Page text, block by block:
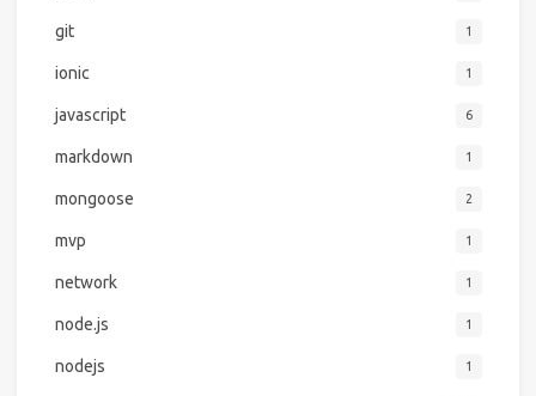
git 1
ionic 1
javascript 6
markdown 1
mongoose 2
mvp 1
network 1
node.js 1
nodejs 1